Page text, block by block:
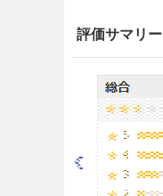
評価サマリー